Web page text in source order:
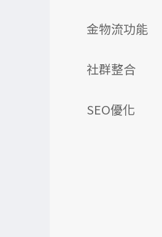
金物流功能
社群整合
SEO優化